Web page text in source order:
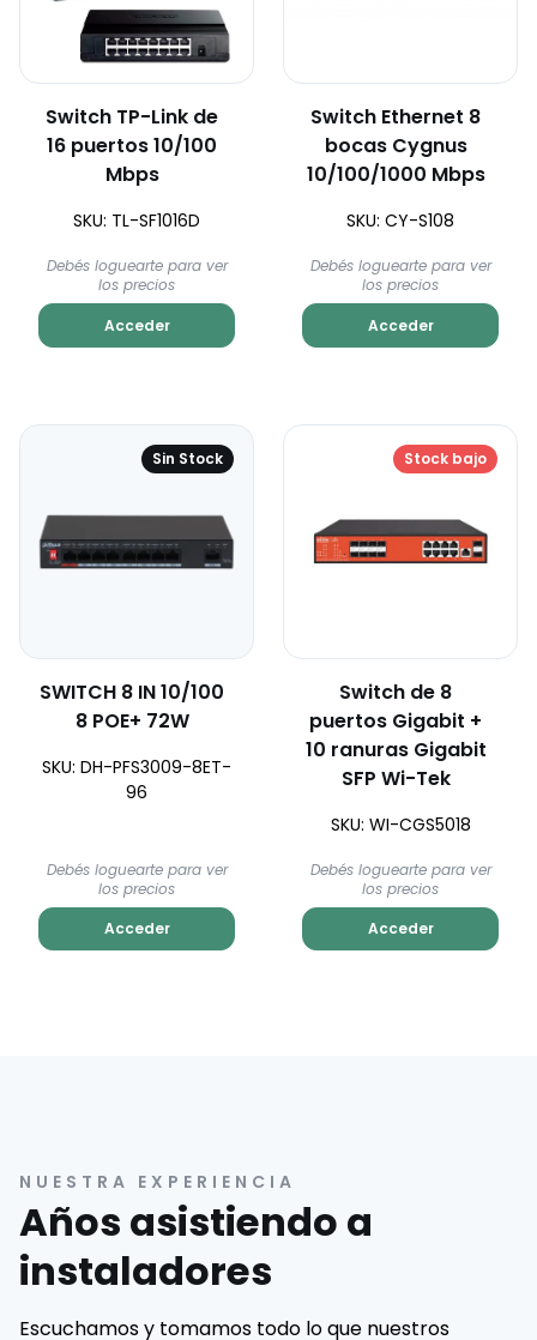
Switch TP-Link de
16 puertos 10/100
Mbps
SKU: TL-SF1016D
Debés loguearte para ver
los precios
Acceder
Switch Ethernet 8
bocas Cygnus
10/100/1000 Mbps
SKU: CY-S108
Debés loguearte para ver
los precios
Acceder
Sin Stock
SWITCH 8 IN 10/100
8 POE+ 72W
SKU: DH-PFS3009-8ET-
96
Debés loguearte para ver
los precios
Acceder
Stock bajo
Switch de 8
puertos Gigabit +
10 ranuras Gigabit
SFP Wi-Tek
SKU: WI-CGS5018
Debés loguearte para ver
los precios
Acceder
NUESTRA EXPERIENCIA
Años asistiendo a
instaladores
Escuchamos y tomamos todo lo que nuestros